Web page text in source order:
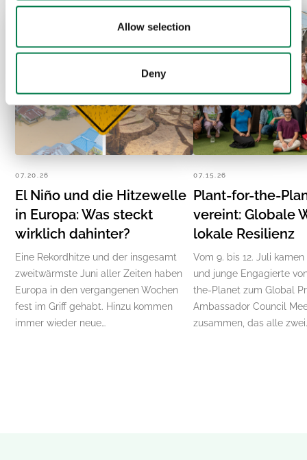
Allow selection
Deny
07.20.26
El Niño und die Hitzewelle
in Europa: Was steckt
wirklich dahinter?
Eine Rekordhitze und der insgesamt
zweitwärmste Juni aller Zeiten haben
Europa in den vergangenen Wochen
fest im Griff gehabt. Hinzu kommen
immer wieder neue…
07.15.26
Plant-for-the-
vereint: Globale
lokale Resilienz
Vom 9. bis 12. Juli
und junge Engagierte
the-Planet zum Global
Ambassador Council
zusammen, das alle